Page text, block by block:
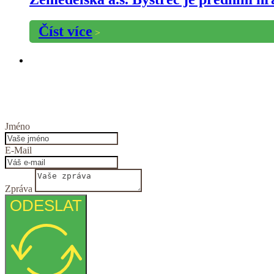
Číst více >
Jméno
E-Mail
Zpráva
ODESLAT